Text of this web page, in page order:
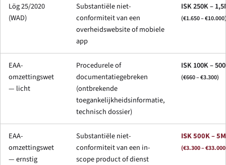
Lög 25/2020
(WAD)
Substantiële niet-
conformiteit van een
overheidswebsite of mobiele
app
ISK 250K –
(€1.650 – €10.000)
EAA-
omzettingswet
— licht
Procedurele of
documentatiegebreken
(ontbrekende
toegankelijkheidsinformatie,
technisch dossier)
ISK 100K –
(€660 – €3.300)
EAA-
omzettingswet
— ernstig
Substantiële niet-
conformiteit van een in-
scope product of dienst
ISK 500K – 5M
(€3.300 –